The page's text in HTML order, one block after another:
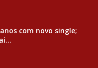
com novo single;